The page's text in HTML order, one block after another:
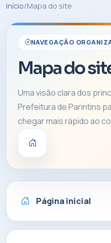
Início/Mapa do site
NAVEGAÇÃO
Mapa do
Uma visão clara dos
Prefeitura de Parintins
chegar mais rápido ao
Página inicial